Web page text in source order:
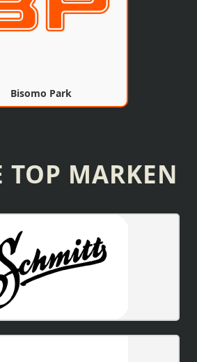
Bisomo Park
TOP MARKEN